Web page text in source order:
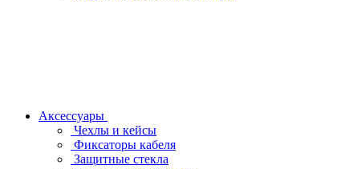
Аксессуары
Чехлы и кейсы
Фиксаторы кабеля
Защитные стекла